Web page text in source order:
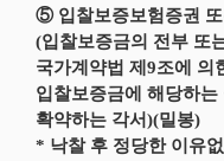
⑤ 입찰보증보험증권
(입찰보증금의 전부 또
국가계약법 제9조에 의
입찰보증금에 해당하
확약하는 각서)(밀봉)
* 낙찰 후 정당한 이유